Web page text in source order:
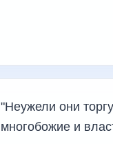
"Неужели они
многобожие и